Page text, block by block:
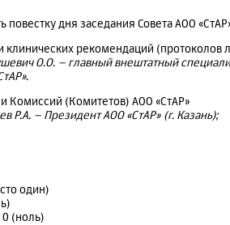
повестку дня заседания Совета АОО
клинических рекомендаций (протоколов
О.О. – главный внештатный
Комиссий (Комитетов) АОО «СтАР»
Р.А. – Президент АОО «СтАР» (г. Казань);
один)
(ноль)